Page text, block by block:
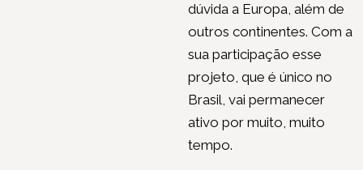
dúvida a Europa, além de
outros continentes. Com a
sua participação esse
projeto, que é único no
Brasil, vai permanecer
ativo por muito, muito
tempo.